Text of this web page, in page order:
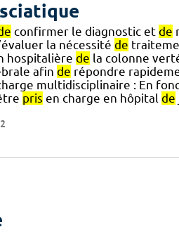
confirmer le diagnostic et de
la nécessité de
hospitalière de la colonne
afin de répondre
multidisciplinaire : En
pris en charge en hôpital de